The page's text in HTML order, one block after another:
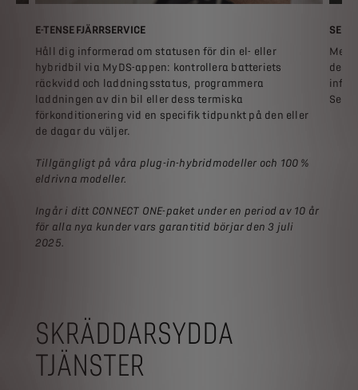
E-TENSE FJÄRRSERVICE
Håll dig informerad om statusen för din el- eller
hybridbil via MyDS-appen: kontrollera batteriets
räckvidd och laddningsstatus, programmera
laddningen av din bil eller dess termiska
förkonditionering vid en specifik tidpunkt på den eller
de dagar du väljer.
Tillgängligt på våra plug-in-hybridmodeller och 100 %
eldrivna modeller.
Ingår i ditt CONNECT ONE-paket under en period av 10 år
för alla nya kunder vars garantitid börjar den 3 juli
2025.
Med
SKRÄDDARSYDDA
TJÄNSTER